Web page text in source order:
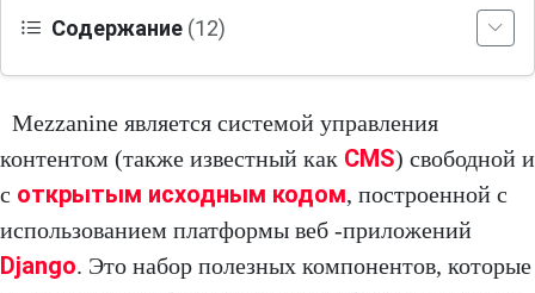
Содержание (12)
Mezzanine является системой управления
контентом (также известный как CMS) свободной и
с открытым исходным кодом, построенной с
использованием платформы веб -приложений
Django. Это набор полезных компонентов, которые